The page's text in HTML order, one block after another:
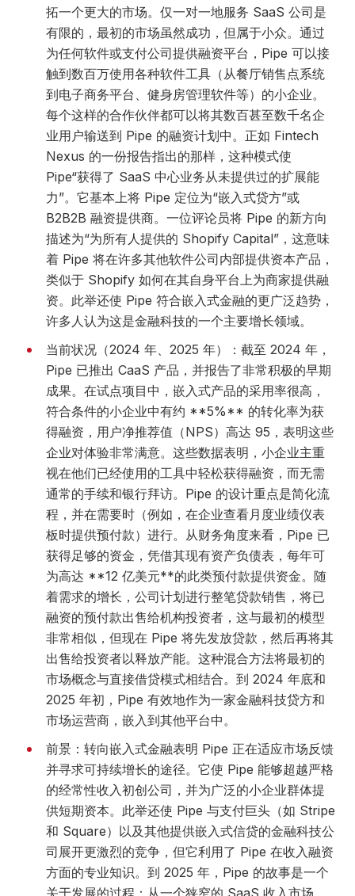
拓一个更大的市场。仅一对一地服务 SaaS 公司是
有限的，最初的市场虽然成功，但属于小众。通过
为任何软件或支付公司提供融资平台，Pipe 可以接
触到数百万使用各种软件工具（从餐厅销售点系统
到电子商务平台、健身房管理软件等）的小企业。
每个这样的合作伙伴都可以将其数百甚至数千名企
业用户输送到 Pipe 的融资计划中。正如 Fintech
Nexus 的一份报告指出的那样，这种模式使
Pipe“获得了 SaaS 中心业务从未提供过的扩展能
力”。它基本上将 Pipe 定位为“嵌入式贷方”或
B2B2B 融资提供商。一位评论员将 Pipe 的新方向
描述为“为所有人提供的 Shopify Capital”，这意味
着 Pipe 将在许多其他软件公司内部提供资本产品，
类似于 Shopify 如何在其自身平台上为商家提供融
资。此举还使 Pipe 符合嵌入式金融的更广泛趋势，
许多人认为这是金融科技的一个主要增长领域。
当前状况（2024 年、2025 年）：截至 2024 年，
Pipe 已推出 CaaS 产品，并报告了非常积极的早期
成果。在试点项目中，嵌入式产品的采用率很高，
符合条件的小企业中有约 **5%** 的转化率为获
得融资，用户净推荐值（NPS）高达 95，表明这些
企业对体验非常满意。这些数据表明，小企业主重
视在他们已经使用的工具中轻松获得融资，而无需
通常的手续和银行拜访。Pipe 的设计重点是简化流
程，并在需要时（例如，在企业查看月度业绩仪表
板时提供预付款）进行。从财务角度来看，Pipe 已
获得足够的资金，凭借其现有资产负债表，每年可
为高达 **12 亿美元**的此类预付款提供资金。随
着需求的增长，公司计划进行整笔贷款销售，将已
融资的预付款出售给机构投资者，这与最初的模型
非常相似，但现在 Pipe 将先发放贷款，然后再将其
出售给投资者以释放产能。这种混合方法将最初的
市场概念与直接借贷模式相结合。到 2024 年底和
2025 年初，Pipe 有效地作为一家金融科技贷方和
市场运营商，嵌入到其他平台中。
前景：转向嵌入式金融表明 Pipe 正在适应市场反馈
并寻求可持续增长的途径。它使 Pipe 能够超越严格
的经常性收入初创公司，并为广泛的小企业群体提
供短期资本。此举还使 Pipe 与支付巨头（如 Stripe
和 Square）以及其他提供嵌入式信贷的金融科技公
司展开更激烈的竞争，但它利用了 Pipe 在收入融资
方面的专业知识。到 2025 年，Pipe 的故事是一个
关于发展的过程：从一个狭窄的 SaaS 收入市场，